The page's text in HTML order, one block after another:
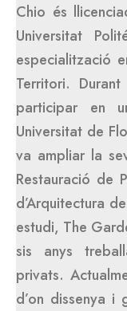
Chio és
Universitat
especialització
Territori.
participar en
Universitat de
va ampliar la
Restauració de
d’Arquitectura
estudi, The
sis anys
privats.
d’on dissenya i